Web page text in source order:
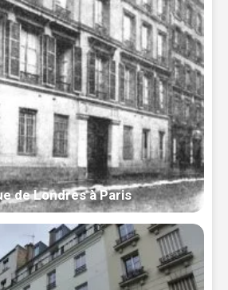
de Londres à Paris